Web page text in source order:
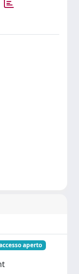
aperto